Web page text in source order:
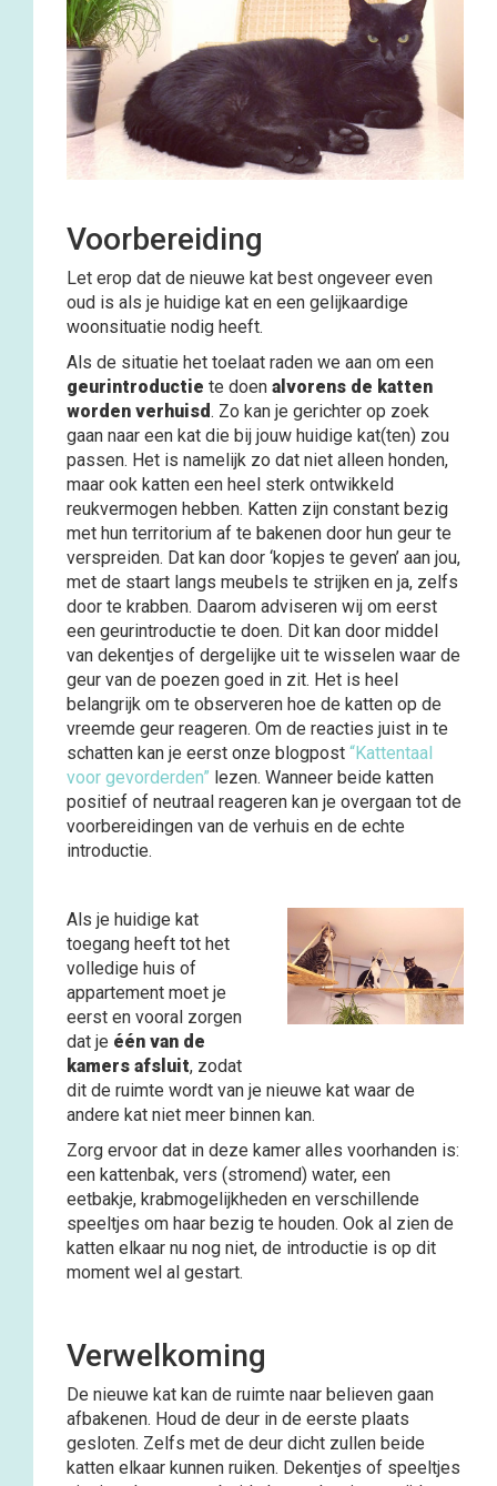
Voorbereiding
Let erop dat de nieuwe kat best ongeveer even
oud is als je huidige kat en een gelijkaardige
woonsituatie nodig heeft.
Als de situatie het toelaat raden we aan om een
geurintroductie te doen alvorens de katten
worden verhuisd. Zo kan je gerichter op zoek
gaan naar een kat die bij jouw huidige kat(ten) zou
passen. Het is namelijk zo dat niet alleen honden,
maar ook katten een heel sterk ontwikkeld
reukvermogen hebben. Katten zijn constant bezig
met hun territorium af te bakenen door hun geur te
verspreiden. Dat kan door ‘kopjes te geven’ aan jou,
met de staart langs meubels te strijken en ja, zelfs
door te krabben. Daarom adviseren wij om eerst
een geurintroductie te doen. Dit kan door middel
van dekentjes of dergelijke uit te wisselen waar de
geur van de poezen goed in zit. Het is heel
belangrijk om te observeren hoe de katten op de
vreemde geur reageren. Om de reacties juist in te
schatten kan je eerst onze blogpost “Kattentaal
voor gevorderden” lezen. Wanneer beide katten
positief of neutraal reageren kan je overgaan tot de
voorbereidingen van de verhuis en de echte
introductie.
Als je huidige kat
toegang heeft tot het
volledige huis of
appartement moet je
eerst en vooral zorgen
dat je één van de
kamers afsluit, zodat
dit de ruimte wordt van je nieuwe kat waar de
andere kat niet meer binnen kan.
Zorg ervoor dat in deze kamer alles voorhanden is:
een kattenbak, vers (stromend) water, een
eetbakje, krabmogelijkheden en verschillende
speeltjes om haar bezig te houden. Ook al zien de
katten elkaar nu nog niet, de introductie is op dit
moment wel al gestart.
Verwelkoming
De nieuwe kat kan de ruimte naar believen gaan
afbakenen. Houd de deur in de eerste plaats
gesloten. Zelfs met de deur dicht zullen beide
katten elkaar kunnen ruiken. Dekentjes of speeltjes